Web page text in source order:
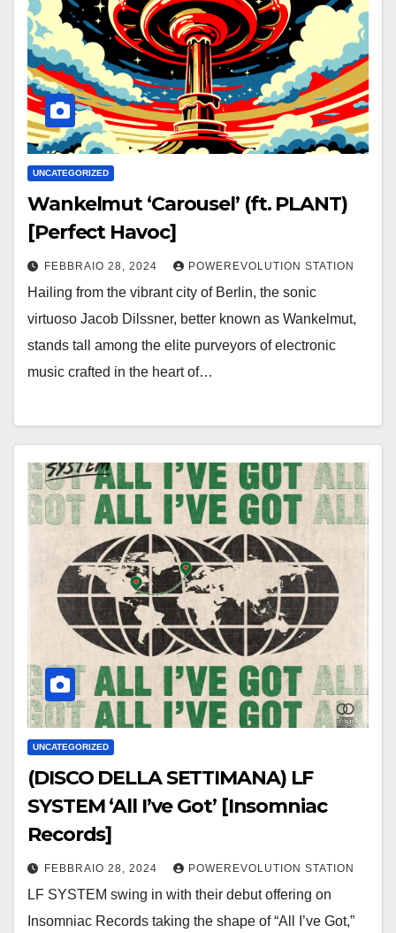
UNCATEGORIZED
Wankelmut ‘Carousel’ (ft. PLANT)
[Perfect Havoc]
FEBBRAIO 28, 2024 POWEREVOLUTION STATION
Hailing from the vibrant city of Berlin, the sonic
virtuoso Jacob Dilssner, better known as Wankelmut,
stands tall among the elite purveyors of electronic
music crafted in the heart of…
UNCATEGORIZED
(DISCO DELLA SETTIMANA) LF
SYSTEM ‘All I’ve Got’ [Insomniac
Records]
FEBBRAIO 28, 2024 POWEREVOLUTION STATION
LF SYSTEM swing in with their debut offering on
Insomniac Records taking the shape of “All I’ve Got,”